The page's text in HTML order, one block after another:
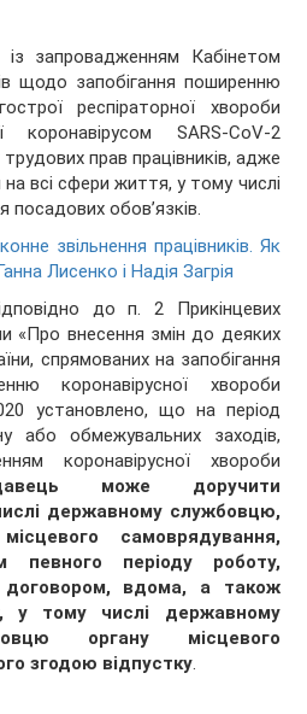
із запровадженням Кабінетом
щодо запобігання поширенню
респіраторної хвороби
коронавірусом SARS-CoV-2
прав працівників, адже
всі сфери життя, у тому числі
обов’язків.
звільнення працівників. Як
Лисенко і Надія Загрія
до п. 2 Прикінцевих
«Про внесення змін до деяких
спрямованих на запобігання
коронавірусної хвороби
установлено, що на період
або обмежувальних заходів,
коронавірусної хвороби
може доручити
державному службовцю,
самоврядування,
певного періоду роботу,
договором, вдома, а також
у тому числі державному
органу місцевого
згодою відпустку.